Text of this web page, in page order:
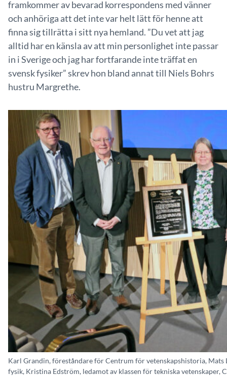
framkommer av bevarad korrespondens med vänner
och anhöriga att det inte var helt lätt för henne att
finna sig tillrätta i sitt nya hemland. ”Du vet att jag
alltid har en känsla av att min personlighet inte passar
in i Sverige och jag har fortfarande inte träffat en
svensk fysiker” skrev hon bland annat till Niels Bohrs
hustru Margrethe.
Karl Grandin, föreståndare för Centrum för vetenskapshistoria,
fysik, Kristina Edström, ledamot av klassen för tekniska vetenskaper,